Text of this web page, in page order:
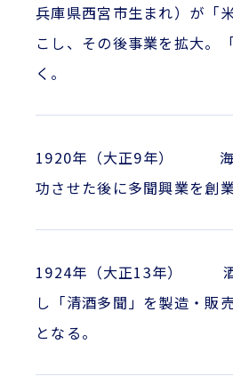
兵庫県西宮市生まれ）が「
こし、その後事業を拡大。
く。
1920年（大正9年） 海
功させた後に多聞興業を創業
1924年（大正13年） 酒
し「清酒多聞」を製造・販
となる。